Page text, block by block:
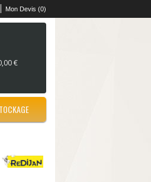
Mon Devis (0)
€